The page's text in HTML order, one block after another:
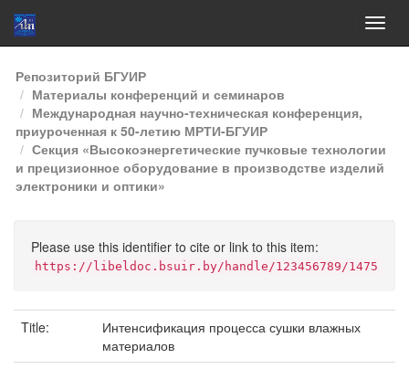
Skip
navigation
Репозиторий БГУИР
Материалы конференций и семинаров
Международная научно-техническая конференция,
приуроченная к 50-летию МРТИ-БГУИР
Секция «Высокоэнергетические пучковые технологии
и прецизионное оборудование в производстве изделий
электроники и оптики»
Please use this identifier to cite or link to this item:
https://libeldoc.bsuir.by/handle/123456789/1475
Title:
Интенсификация процесса сушки влажных
материалов